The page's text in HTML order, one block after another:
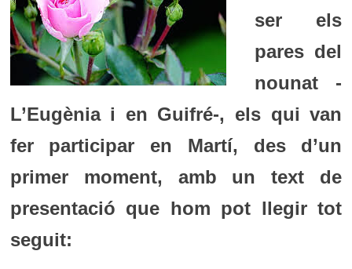
ser els
pares del
nounat -
L’Eugènia i en Guifré-, els qui van
fer participar en Martí, des d’un
primer moment, amb un text de
presentació que hom pot llegir tot
seguit: